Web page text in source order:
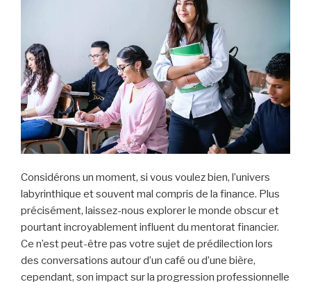
Considérons un moment, si vous voulez bien, l’univers
labyrinthique et souvent mal compris de la finance. Plus
précisément, laissez-nous explorer le monde obscur et
pourtant incroyablement influent du mentorat financier.
Ce n’est peut-être pas votre sujet de prédilection lors
des conversations autour d’un café ou d’une bière,
cependant, son impact sur la progression professionnelle